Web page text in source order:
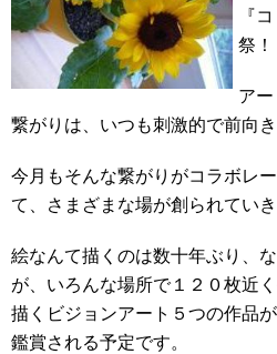
『
祭！
ア
繋がりは、いつも刺激的で前向き
今月もそんな繋がりがコラボレ
て、さまざまな場が創られていき
絵なんて描くのは数十年ぶり、
が、いろんな場所で１２０枚近
描くビジョンアート５つの作品
鑑賞される予定です。